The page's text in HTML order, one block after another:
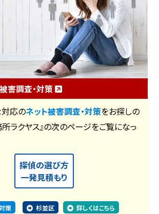
害調査・対策
応のネット被害調査・対策をお探しの
所ラクヤス』の次のページをご覧になっ
探偵の選び方
一発見積もり
策 杉並区 詳しくはこちら